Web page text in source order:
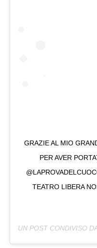
GRAZIE AL MIO
PER AVER
TEATRO LIBERA
UN POST CONDIVISO